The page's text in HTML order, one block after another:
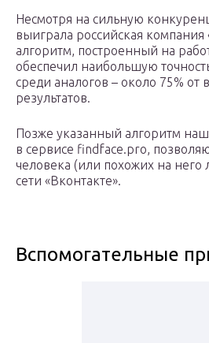
Несмотря на сильную
выиграла российская компания
алгоритм, построенный на
обеспечил наибольшую
среди аналогов – около 75% от
результатов.
Позже указанный алгоритм
в сервисе findface.pro,
человека (или похожих на него
сети «Вконтакте».
Вспомогательные